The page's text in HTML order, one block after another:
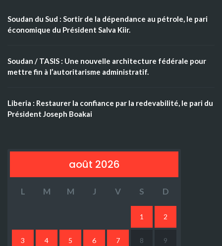
Soudan du Sud : Sortir de la dépendance au pétrole, le pari
économique du Président Salva Kiir.
Soudan / TASIS : Une nouvelle architecture fédérale pour
mettre fin à l’autoritarisme administratif.
Liberia : Restaurer la confiance par la redevabilité, le pari du
Président Joseph Boakai
août 2026
L M M J V S D
1 2
3 4 5 6 7 8 9